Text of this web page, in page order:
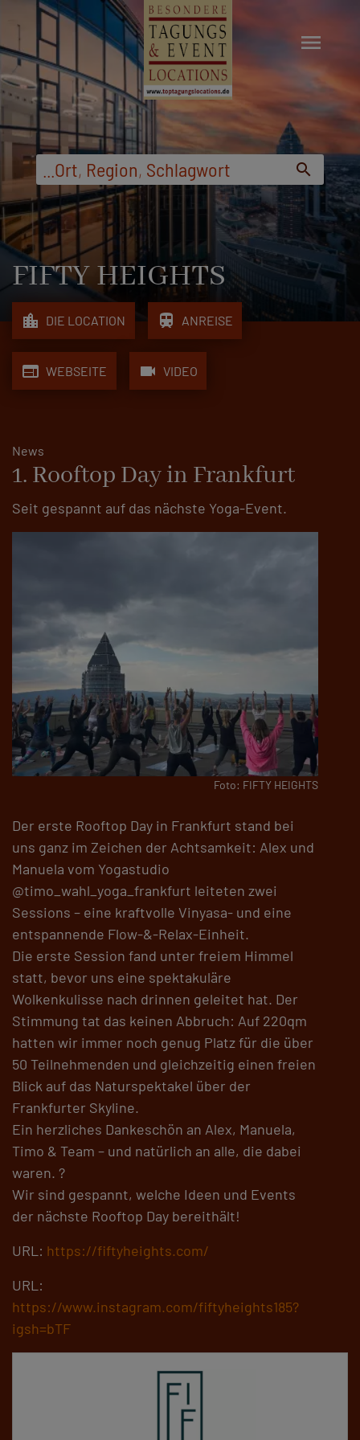
Ort, Region, Schlagwort search
menu
FIFTY HEIGHTS
location_city DIE LOCATION train ANREISE
web WEBSEITE videocam VIDEO
News
1. Rooftop Day in Frankfurt
Seit gespannt auf das nächste Yoga-Event.
Foto: FIFTY HEIGHTS
Der erste Rooftop Day in Frankfurt stand bei
uns ganz im Zeichen der Achtsamkeit: Alex und
Manuela vom Yogastudio
@timo_wahl_yoga_frankfurt leiteten zwei
Sessions – eine kraftvolle Vinyasa- und eine
entspannende Flow-&-Relax-Einheit.
Die erste Session fand unter freiem Himmel
statt, bevor uns eine spektakuläre
Wolkenkulisse nach drinnen geleitet hat. Der
Stimmung tat das keinen Abbruch: Auf 220qm
hatten wir immer noch genug Platz für die über
50 Teilnehmenden und gleichzeitig einen freien
Blick auf das Naturspektakel über der
Frankfurter Skyline.
Ein herzliches Dankeschön an Alex, Manuela,
Timo & Team – und natürlich an alle, die dabei
waren. ?
Wir sind gespannt, welche Ideen und Events
der nächste Rooftop Day bereithält!
URL: https://fiftyheights.com/
URL:
https://www.instagram.com/fiftyheights185?
igsh=bTF